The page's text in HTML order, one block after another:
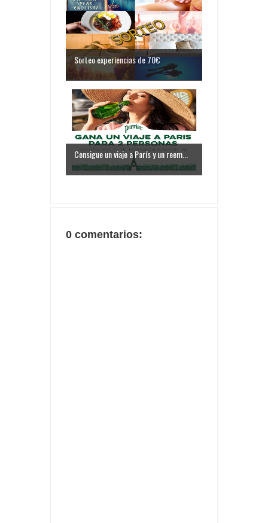
Sorteo experiencias de 70€
Consigue un viaje a París y un reem...
0 comentarios: